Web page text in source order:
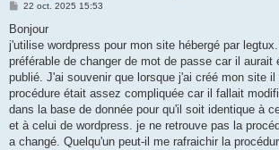
M
s
a
g
22 oct. 2025 15:53
Bonjour
j'utilise wordpress pour mon site hébergé par
préférable de changer de mot de passe car il aurait
publié. J'ai souvenir que lorsque j'ai créé mon site
procédure était assez compliquée car il fallait
dans la base de donnée pour qu'il soit identique à
et à celui de wordpress. je ne retrouve pas la
a changé. Quelqu'un peut-il me rafraichir la